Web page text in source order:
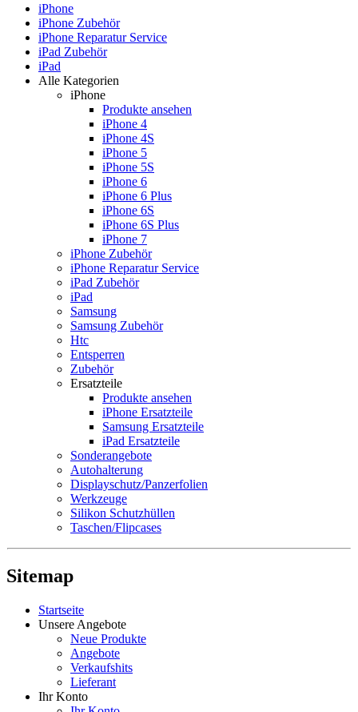
iPhone
iPhone Zubehör
iPhone Reparatur Service
iPad Zubehör
iPad
Alle Kategorien
iPhone
Produkte ansehen
iPhone 4
iPhone 4S
iPhone 5
iPhone 5S
iPhone 6
iPhone 6 Plus
iPhone 6S
iPhone 6S Plus
iPhone 7
iPhone Zubehör
iPhone Reparatur Service
iPad Zubehör
iPad
Samsung
Samsung Zubehör
Htc
Entsperren
Zubehör
Ersatzteile
Produkte ansehen
iPhone Ersatzteile
Samsung Ersatzteile
iPad Ersatzteile
Sonderangebote
Autohalterung
Displayschutz/Panzerfolien
Werkzeuge
Silikon Schutzhüllen
Taschen/Flipcases
Sitemap
Startseite
Unsere Angebote
Neue Produkte
Angebote
Verkaufshits
Lieferant
Ihr Konto